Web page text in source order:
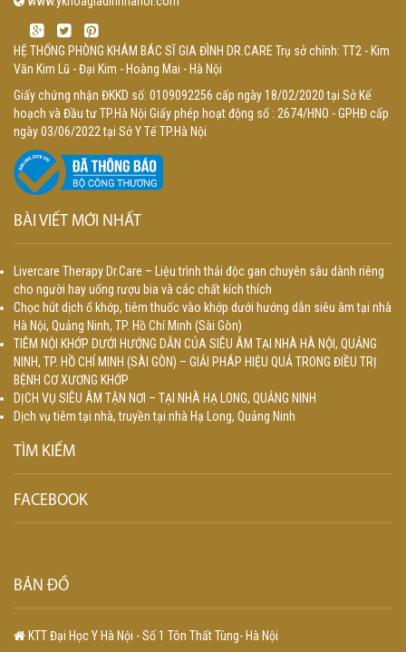
HỆ THỐNG PHÒNG KHÁM BÁC SĨ GIA ĐÌNH DR.CARE Trụ sở chính: TT2 - Kim
Văn Kim Lũ - Đại Kim - Hoàng Mai - Hà Nội
Giấy chứng nhận ĐKKD số: 0109092256 cấp ngày 18/02/2020 tại Sở Kế
hoạch và Đầu tư TP.Hà Nội Giấy phép hoạt động số : 2674/HNO - GPHĐ cấp
ngày 03/06/2022 tại Sở Y Tế TP.Hà Nội
BÀI VIẾT MỚI NHẤT
Livercare Therapy Dr.Care – Liệu trình thải độc gan chuyên sâu dành riêng
cho người hay uống rượu bia và các chất kích thích
Chọc hút dịch ổ khớp, tiêm thuốc vào khớp dưới hướng dẫn siêu âm tại nhà
Hà Nội, Quảng Ninh, TP. Hồ Chí Minh (Sài Gòn)
TIÊM NỘI KHỚP DƯỚI HƯỚNG DẪN CỦA SIÊU ÂM TẠI NHÀ HÀ NỘI, QUẢNG
NINH, TP. HỒ CHÍ MINH (SÀI GÒN) – GIẢI PHÁP HIỆU QUẢ TRONG ĐIỀU TRỊ
BỆNH CƠ XƯƠNG KHỚP
DỊCH VỤ SIÊU ÂM TẬN NƠI – TẠI NHÀ HẠ LONG, QUẢNG NINH
Dịch vụ tiêm tại nhà, truyền tại nhà Hạ Long, Quảng Ninh
TÌM KIẾM
FACEBOOK
BẢN ĐỒ
KTT Đại Học Y Hà Nội - Số 1 Tôn Thất Tùng- Hà Nội